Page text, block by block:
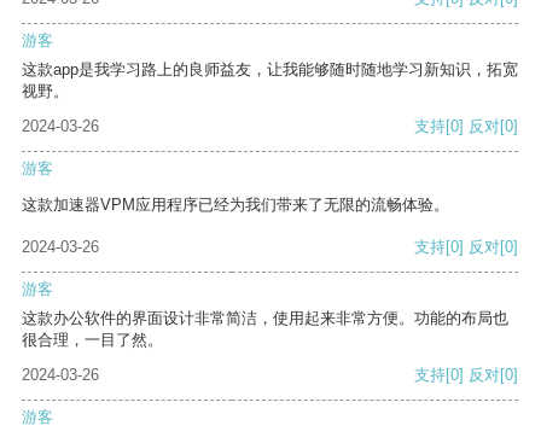
游客
这款app是我学习路上的良师益友，让我能够随时随地学习新知识，拓宽
视野。
2024-03-26
支持[0] 反对[0]
游客
这款加速器VPM应用程序已经为我们带来了无限的流畅体验。
2024-03-26 支持[0] 反对[0]
游客
这款办公软件的界面设计非常简洁，使用起来非常方便。功能的布局也
很合理，一目了然。
2024-03-26
支持[0] 反对[0]
游客